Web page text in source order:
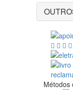
Métodos